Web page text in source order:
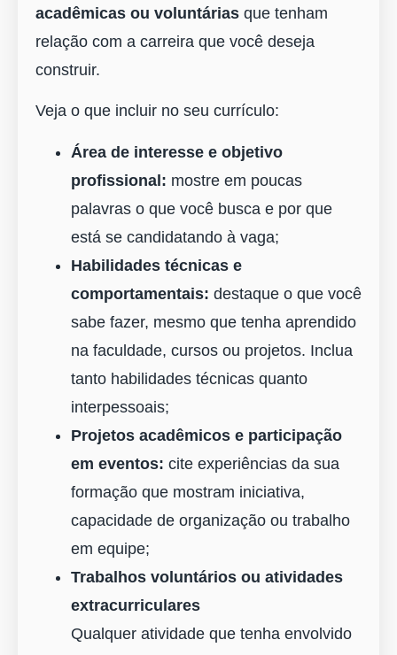
acadêmicas ou voluntárias que tenham
relação com a carreira que você deseja
construir.
Veja o que incluir no seu currículo:
Área de interesse e objetivo
profissional: mostre em poucas
palavras o que você busca e por que
está se candidatando à vaga;
Habilidades técnicas e
comportamentais: destaque o que você
sabe fazer, mesmo que tenha aprendido
na faculdade, cursos ou projetos. Inclua
tanto habilidades técnicas quanto
interpessoais;
Projetos acadêmicos e participação
em eventos: cite experiências da sua
formação que mostram iniciativa,
capacidade de organização ou trabalho
em equipe;
Trabalhos voluntários ou atividades
extracurriculares
Qualquer atividade que tenha envolvido